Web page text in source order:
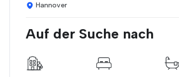
Hannover
Auf der Suche nach